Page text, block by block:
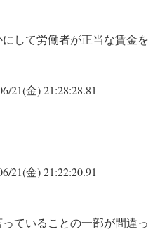
して労働者が正当な賃金を
21(金) 21:28:28.81
21(金) 21:22:20.91
ていることの一部が間違っ